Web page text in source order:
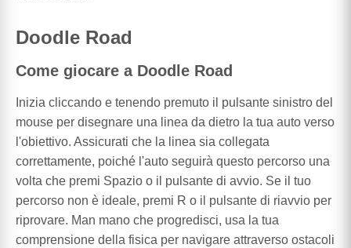
Doodle Road
Come giocare a Doodle Road
Inizia cliccando e tenendo premuto il pulsante sinistro del
mouse per disegnare una linea da dietro la tua auto verso
l'obiettivo. Assicurati che la linea sia collegata
correttamente, poiché l'auto seguirà questo percorso una
volta che premi Spazio o il pulsante di avvio. Se il tuo
percorso non è ideale, premi R o il pulsante di riavvio per
riprovare. Man mano che progredisci, usa la tua
comprensione della fisica per navigare attraverso ostacoli